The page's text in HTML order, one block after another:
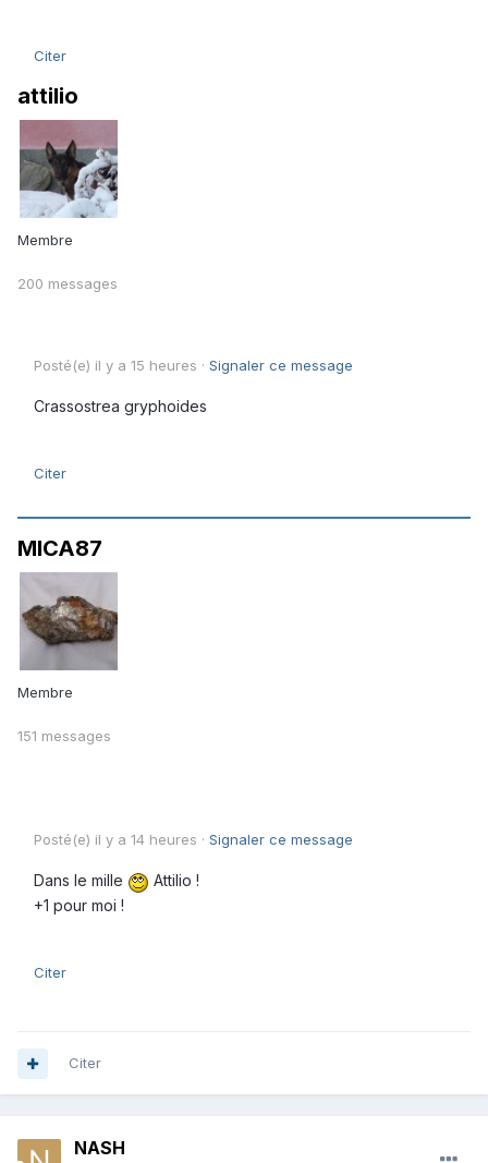
Citer
attilio
Membre
200 messages
Posté(e) il y a 15 heures · Signaler ce message
Crassostrea gryphoides
Citer
MICA87
Membre
151 messages
Posté(e) il y a 14 heures · Signaler ce message
Dans le mille
Attilio !
+1 pour moi !
Citer
Citer
NASH